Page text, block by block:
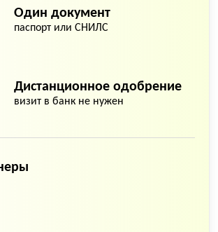
Один документ
паспорт или СНИЛС
Дистанционное одобрение
визит в банк не нужен